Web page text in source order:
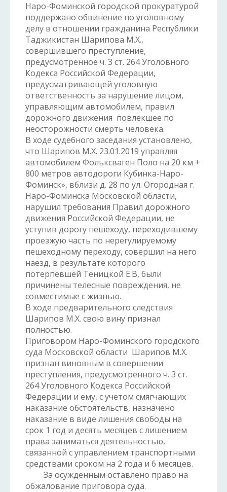
Наро-Фоминской городской прокуратурой
поддержано обвинение по уголовному
делу в отношении гражданина Республики
Таджикистан Шарипова М.Х.,
совершившего преступление,
предусмотренное ч. 3 ст. 264 Уголовного
Кодекса Российской Федерации,
предусматривающей уголовную
ответственность за нарушение лицом,
управляющим автомобилем, правил
дорожного движения повлекшее по
неосторожности смерть человека.
В ходе судебного заседания установлено,
что Шарипов М.Х. 23.01.2019 управляя
автомобилем Фольксваген Поло на 20 км +
800 метров автодороги Кубинка-Наро-
Фоминск», вблизи д. 28 по ул. Огородная г.
Наро-Фоминска Московской области,
нарушил требования Правил дорожного
движения Российской Федерации, не
уступив дорогу пешеходу, переходившему
проезжую часть по нерегулируемому
пешеходному переходу, совершил на него
наезд, в результате которого
потерпевшей Теницкой Е.В, были
причинены телесные повреждения, не
совместимые с жизнью.
В ходе предварительного следствия
Шарипов М.Х. свою вину признал
полностью.
Приговором Наро-Фоминского городского
суда Московской области Шарипов М.Х.
признан виновным в совершении
преступления, предусмотренного ч. 3 ст.
264 Уголовного Кодекса Российской
Федерации и ему, с учетом смягчающих
наказание обстоятельств, назначено
наказание в виде лишения свободы на
срок 1 год и десять месяцев с лишением
права заниматься деятельностью,
связанной с управлением транспортными
средствами сроком на 2 года и 6 месяцев.
За осужденным оставлено право на
обжалование приговора суда.